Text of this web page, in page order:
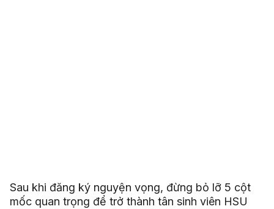
Sau khi đăng ký nguyện vọng, đừng bỏ lỡ 5 cột
mốc quan trọng để trở thành tân sinh viên HSU